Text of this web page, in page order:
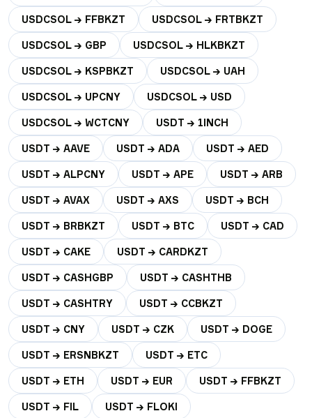
USDCSOL → FFBKZT USDCSOL → FRTBKZT
USDCSOL → GBP USDCSOL → HLKBKZT
USDCSOL → KSPBKZT USDCSOL → UAH
USDCSOL → UPCNY USDCSOL → USD
USDCSOL → WCTCNY USDT → 1INCH
USDT → AAVE USDT → ADA USDT → AED
USDT → ALPCNY USDT → APE USDT → ARB
USDT → AVAX USDT → AXS USDT → BCH
USDT → BRBKZT USDT → BTC USDT → CAD
USDT → CAKE USDT → CARDKZT
USDT → CASHGBP USDT → CASHTHB
USDT → CASHTRY USDT → CCBKZT
USDT → CNY USDT → CZK USDT → DOGE
USDT → ERSNBKZT USDT → ETC
USDT → ETH USDT → EUR USDT → FFBKZT
USDT → FIL USDT → FLOKI